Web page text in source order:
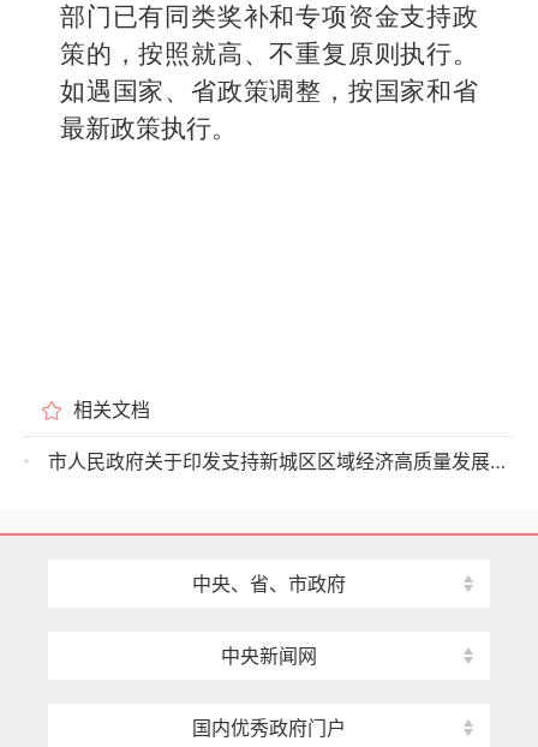
部门已有同类奖补和专项资金支持政
策的，按照就高、不重复原则执行。
如遇国家、省政策调整，按国家和省
最新政策执行。
相关文档
市人民政府关于印发支持新城区区域经济高质量发展若干政策措施的通知
中央、省、市政府
中央新闻网
国内优秀政府门户